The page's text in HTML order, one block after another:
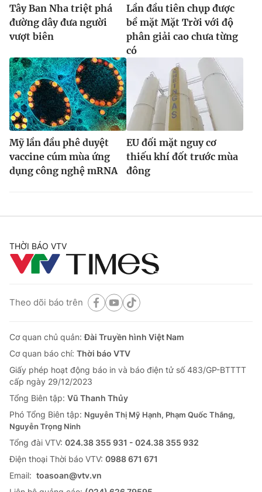
Tây Ban Nha triệt phá
đường dây đưa người
vượt biên
Lần đầu tiên chụp được
bề mặt Mặt Trời với độ
phân giải cao chưa từng
có
Mỹ lần đầu phê duyệt
vaccine cúm mùa ứng
dụng công nghệ mRNA
EU đối mặt nguy cơ
thiếu khí đốt trước mùa
đông
THỜI BÁO VTV
Theo dõi báo trên
Cơ quan chủ quản:Đài Truyền hình Việt Nam
Cơ quan báo chí: Thời báo VTV
Giấy phép hoạt động báo in và báo điện tử số 483/GP-BTTTT
cấp ngày 29/12/2023
Tổng Biên tập: Vũ Thanh Thủy
Phó Tổng Biên tập: Nguyễn Thị Mỹ Hạnh, Phạm Quốc Thắng,
Nguyễn Trọng Ninh
Tổng đài VTV: 024.38 355 931 - 024.38 355 932
Ðiện thoại Thời báo VTV: 0988 671 671
Email: toasoan@vtv.vn